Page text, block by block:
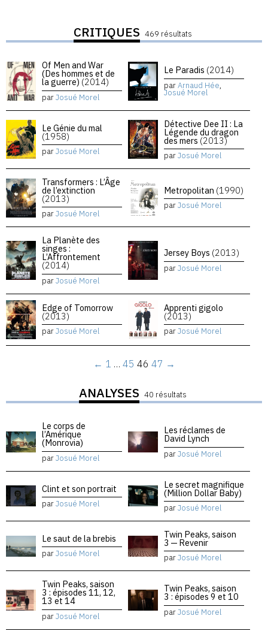
CRITIQUES 469 résultats
Of Men and War
(Des hommes et de
la guerre) (2014)
parJosué Morel
Le Paradis (2014)
parArnaud Hée,
Josué Morel
Le Génie du mal
(1958)
parJosué Morel
Détective Dee II : La
Légende du dragon
des mers (2013)
parJosué Morel
Transformers : L’Âge
de l’extinction
(2013)
parJosué Morel
Metropolitan (1990)
parJosué Morel
La Planète des
singes :
L’Affrontement
(2014)
parJosué Morel
Jersey Boys (2013)
parJosué Morel
Edge of Tomorrow
(2013)
parJosué Morel
Apprenti gigolo
(2013)
parJosué Morel
← 1 … 45 46 47 →
ANALYSES 40 résultats
Le corps de
l’Amérique
(Monrovia)
parJosué Morel
Les réclames de
David Lynch
parJosué Morel
Clint et son portrait
parJosué Morel
Le secret magnifique
(Million Dollar Baby)
parJosué Morel
Le saut de la brebis
parJosué Morel
Twin Peaks, saison
3 — Revenir
parJosué Morel
Twin Peaks, saison
3 : épisodes 11, 12,
13 et 14
parJosué Morel
Twin Peaks, saison
3 : épisodes 9 et 10
parJosué Morel